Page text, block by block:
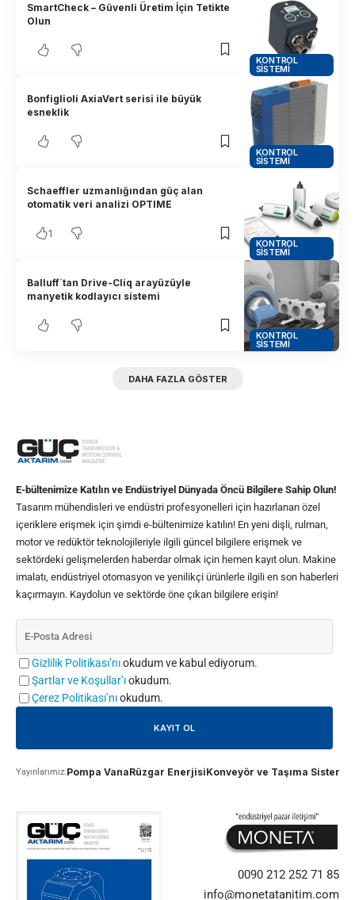
KONTROL
SISTEMI
SmartCheck – Güvenli Üretim İçin Tetikte
Olun
KONTROL
SISTEMI
Bonfiglioli AxiaVert serisi ile büyük
esneklik
KONTROL
SISTEMI
Schaeffler uzmanlığından güç alan
otomatik veri analizi OPTIME
1
KONTROL
SISTEMI
Balluff´tan Drive-Cliq arayüzüyle
manyetik kodlayıcı sistemi
DAHA FAZLA GÖSTER
E-bültenimize Katılın ve Endüstriyel Dünyada Öncü Bilgilere Sahip Olun!
Tasarım mühendisleri ve endüstri profesyonelleri için hazırlanan özel
içeriklere erişmek için şimdi e-bültenimize katılın! En yeni dişli, rulman,
motor ve redüktör teknolojileriyle ilgili güncel bilgilere erişmek ve
sektördeki gelişmelerden haberdar olmak için hemen kayıt olun. Makine
imalatı, endüstriyel otomasyon ve yenilikçi ürünlerle ilgili en son haberleri
kaçırmayın. Kaydolun ve sektörde öne çıkan bilgilere erişin!
Gizlilik Politikası’nıokudum ve kabul ediyorum.
Şartlar ve Koşullar’ıokudum.
Çerez Politikası’nıokudum.
Yayınlarımız:Pompa VanaRüzgar EnerjisiKonveyör ve Taşıma
0090 212 252 71 85
info@monetatanitim.com